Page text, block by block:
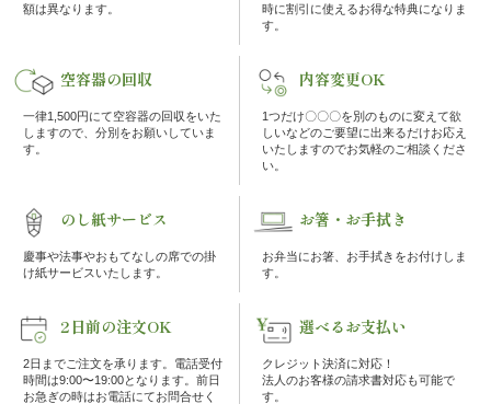
選
ぶ
事・
法
慶
額は異なります。
時に割引に使えるお得な特典になりま
す。
空容器の回収
一律1,500円にて空容器の回収をいた
しますので、分別をお願いしていま
す。
内容変更OK
1つだけ〇〇〇を別のものに変えて欲
しいなどのご要望に出来るだけお応え
いたしますのでお気軽のご相談くださ
い。
のし紙サービス
慶事や法事やおもてなしの席での掛
け紙サービスいたします。
お箸・お手拭き
お弁当にお箸、お手拭きをお付けしま
す。
2日前の注文OK
2日までご注文を承ります。電話受付
時間は9:00〜19:00となります。前日
お急ぎの時はお電話にてお問合せく
選べるお支払い
クレジット決済に対応！
法人のお客様の請求書対応も可能で
す。